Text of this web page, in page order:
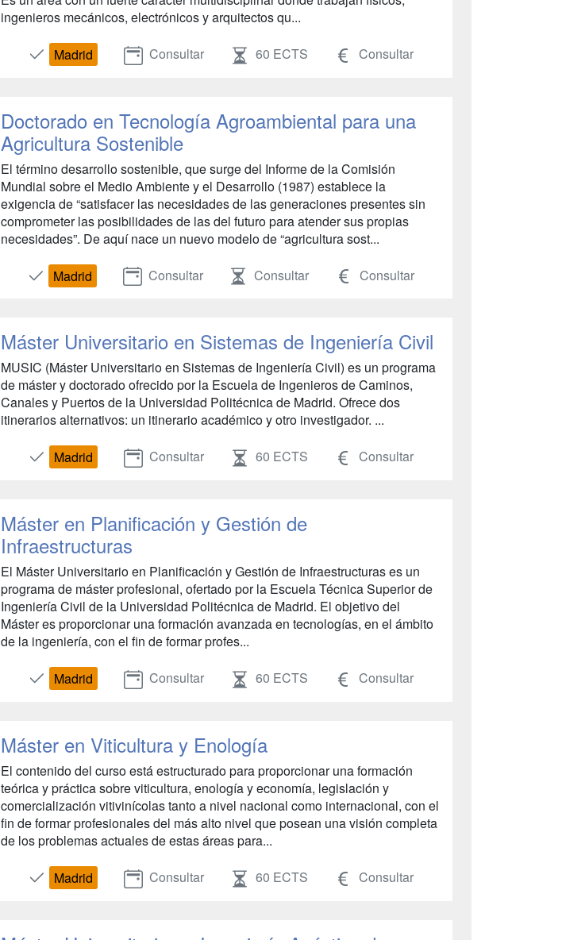
ingenieros mecánicos, electrónicos y arquitectos qu...
Madrid Consultar 60 ECTS Consultar
Doctorado en Tecnología Agroambiental para una
Agricultura Sostenible
El término desarrollo sostenible, que surge del Informe de la Comisión
Mundial sobre el Medio Ambiente y el Desarrollo (1987) establece la
exigencia de “satisfacer las necesidades de las generaciones presentes sin
comprometer las posibilidades de las del futuro para atender sus propias
necesidades”. De aquí nace un nuevo modelo de “agricultura sost...
Madrid Consultar Consultar Consultar
Máster Universitario en Sistemas de Ingeniería Civil
MUSIC (Máster Universitario en Sistemas de Ingeniería Civil) es un programa
de máster y doctorado ofrecido por la Escuela de Ingenieros de Caminos,
Canales y Puertos de la Universidad Politécnica de Madrid. Ofrece dos
itinerarios alternativos: un itinerario académico y otro investigador. ...
Madrid Consultar 60 ECTS Consultar
Máster en Planificación y Gestión de
Infraestructuras
El Máster Universitario en Planificación y Gestión de Infraestructuras es un
programa de máster profesional, ofertado por la Escuela Técnica Superior de
Ingeniería Civil de la Universidad Politécnica de Madrid. El objetivo del
Máster es proporcionar una formación avanzada en tecnologías, en el ámbito
de la ingeniería, con el fin de formar profes...
Madrid Consultar 60 ECTS Consultar
Máster en Viticultura y Enología
El contenido del curso está estructurado para proporcionar una formación
teórica y práctica sobre viticultura, enología y economía, legislación y
comercialización vitivinícolas tanto a nivel nacional como internacional, con el
fin de formar profesionales del más alto nivel que posean una visión completa
de los problemas actuales de estas áreas para...
Madrid Consultar 60 ECTS Consultar